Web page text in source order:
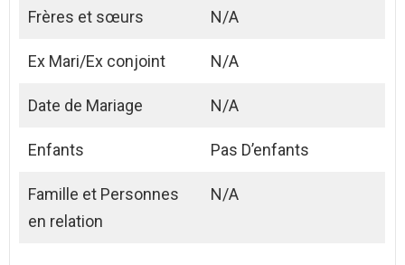
Frères et sœurs N/A
Ex Mari/Ex conjoint N/A
Date de Mariage N/A
Enfants Pas D’enfants
Famille et Personnes
en relation
N/A